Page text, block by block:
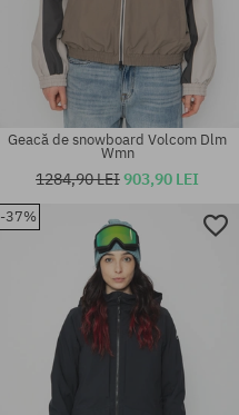
Mărimi existente:
Geacă de snowboard Volcom Dlm
Wmn
1284,90 LEI903,90 LEI
-37%